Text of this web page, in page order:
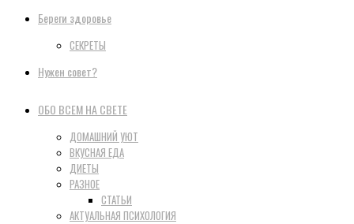
Береги здоровье
СЕКРЕТЫ
Нужен совет?
ОБО ВСЕМ НА СВЕТЕ
ДОМАШНИЙ УЮТ
ВКУСНАЯ ЕДА
ДИЕТЫ
РАЗНОЕ
СТАТЬИ
АКТУАЛЬНАЯ ПСИХОЛОГИЯ